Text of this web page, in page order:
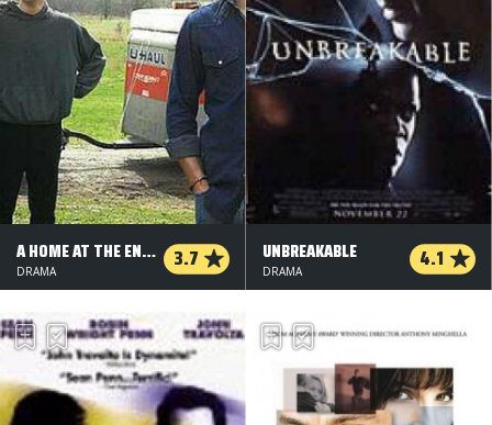
A HOME AT THE END OF THE WORLD 3.7
DRAMA
UNBREAKABLE 4.1
DRAMA